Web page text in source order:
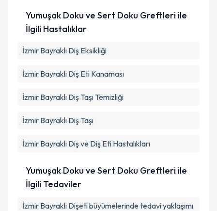
Yumuşak Doku ve Sert Doku Greftleri ile
İlgili Hastalıklar
İzmir Bayraklı Diş Eksikliği
İzmir Bayraklı Diş Eti Kanaması
İzmir Bayraklı Diş Taşı Temizliği
İzmir Bayraklı Diş Taşı
İzmir Bayraklı Diş ve Diş Eti Hastalıkları
Yumuşak Doku ve Sert Doku Greftleri ile
İlgili Tedaviler
İzmir Bayraklı Dişeti büyümelerinde tedavi yaklaşımı